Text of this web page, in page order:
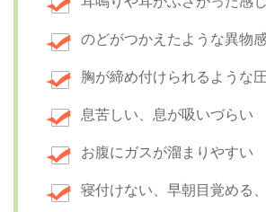
のどがつかえたような異物
胸が締め付けられるような
息苦しい、息が吸いづらい
お腹にガスが溜まりやすい
寝付けない、早朝目覚める